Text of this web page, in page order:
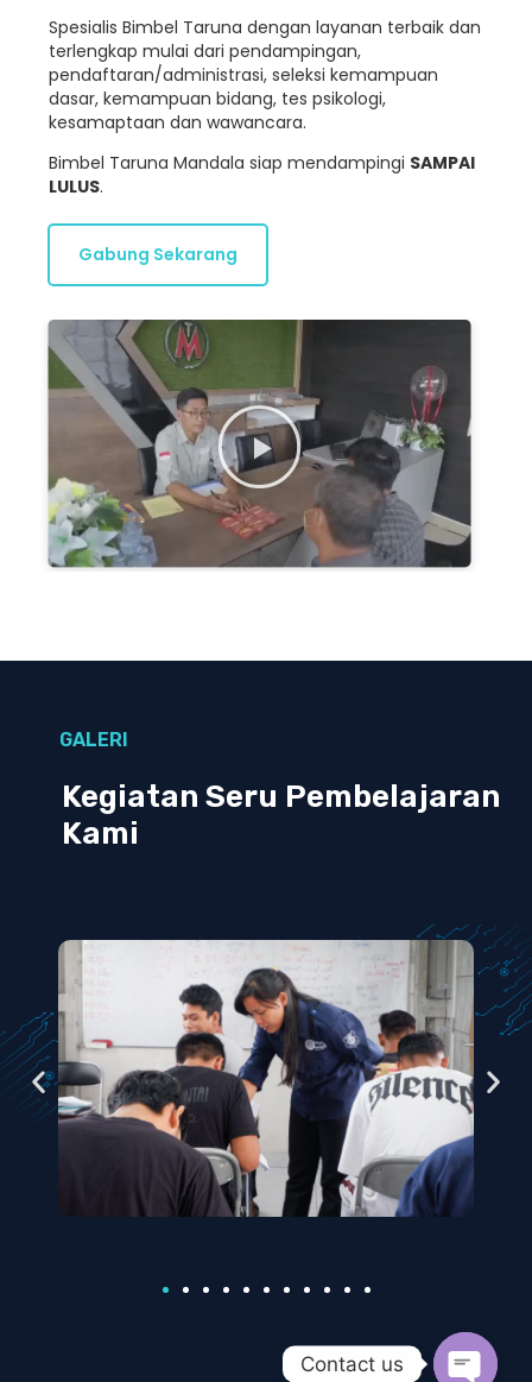
Spesialis Bimbel Taruna dengan layanan terbaik dan
terlengkap mulai dari pendampingan,
pendaftaran/administrasi, seleksi kemampuan
dasar, kemampuan bidang, tes psikologi,
kesamaptaan dan wawancara.
Bimbel Taruna Mandala siap mendampingi SAMPAI
LULUS.
Gabung Sekarang
GALERI
Kegiatan Seru Pembelajaran
Kami